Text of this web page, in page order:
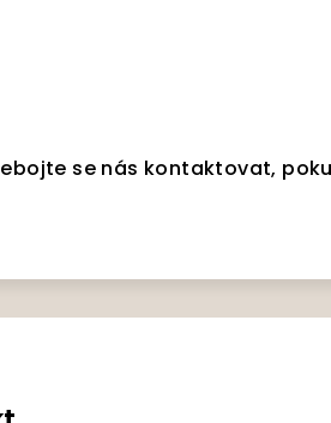
se nás kontaktovat,